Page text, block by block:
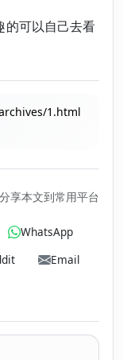
可以自己去看
1.html
享本文到常用平台
WhatsApp
Email